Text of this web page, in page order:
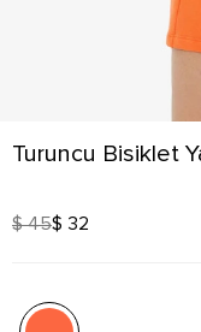
Turuncu Bisiklet
$ 45$ 32